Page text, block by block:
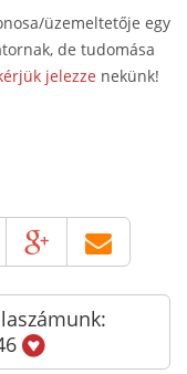
üzemeltetője egy
de tudomása
jelezze nekünk!